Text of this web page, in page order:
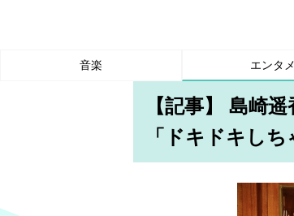
音楽 エンタメ
【記事】 島崎
「ドキドキし